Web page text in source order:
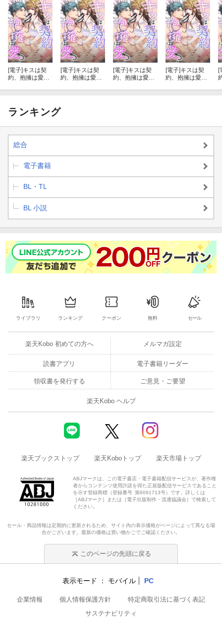
[電子]キスは契
約、抱擁は愛？
[電子]キスは契
約、抱擁は愛？
[電子]キスは契
約、抱擁は愛？
[電子]キスは契
約、抱擁は愛？
[
ランキング
総合
電子書籍
BL・TL
BL 小説
ライブラリ ランキング クーポン 無料 セール
楽天Kobo 初めての方へ メルマガ設定
読書アプリ 電子書籍リーダー
領収書を発行する ご意見・ご要望
楽天Kobo ヘルプ
楽天ブックストップ 楽天Koboトップ 楽天市場トップ
ABJマークは、この電子書店・電子書籍配信サービスが、著作権
者からコンテンツ使用許諾を得た正規版配信サービスであること
を示す登録商標（登録番号 第6091713号）です。詳しくは
［ABJマーク］または［電子出版制作・流通協議会］で検索して
ください。
セール・商品情報は定期的に更新されるため、サイト内の表示価格がページによって異なる場
合がございます。最新の価格は買い物かごでご確認ください。
このページの先頭に戻る
表示モード モバイル PC
企業情報 個人情報保護方針
特定商取引法に基づく表記
サステナビリティ